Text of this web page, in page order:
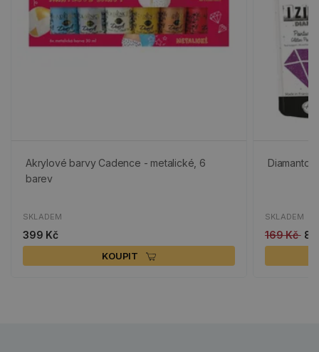
Akrylové barvy Cadence - metalické, 6
barev
SKLADEM
399 Kč
KOUPIT
SKLADEM
169 Kč 85